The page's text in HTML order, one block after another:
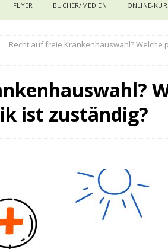
FLYER BÜCHER/MEDIEN ONLINE-
Recht auf freie Krankenhauswahl? Welche
ist zuständig?